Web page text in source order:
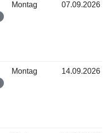
Montag 07.09.2026
Montag 14.09.2026